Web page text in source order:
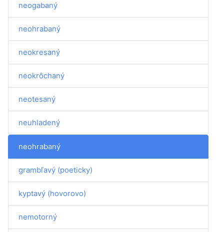
neogabaný
neohrabaný
neokresaný
neokrôchaný
neotesaný
neuhladený
neohrabaný
grambľavý (poeticky)
kyptavý (hovorovo)
nemotorný